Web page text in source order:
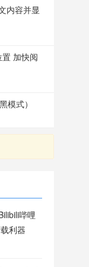
内容并显
加快阅
模式）
哔哩
利器